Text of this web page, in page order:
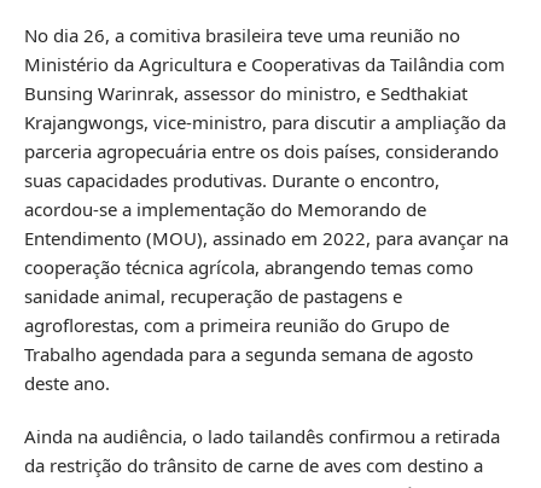
No dia 26, a comitiva brasileira teve uma reunião no
Ministério da Agricultura e Cooperativas da Tailândia com
Bunsing Warinrak, assessor do ministro, e Sedthakiat
Krajangwongs, vice-ministro, para discutir a ampliação da
parceria agropecuária entre os dois países, considerando
suas capacidades produtivas. Durante o encontro,
acordou-se a implementação do Memorando de
Entendimento (MOU), assinado em 2022, para avançar na
cooperação técnica agrícola, abrangendo temas como
sanidade animal, recuperação de pastagens e
agroflorestas, com a primeira reunião do Grupo de
Trabalho agendada para a segunda semana de agosto
deste ano.
Ainda na audiência, o lado tailandês confirmou a retirada
da restrição do trânsito de carne de aves com destino a